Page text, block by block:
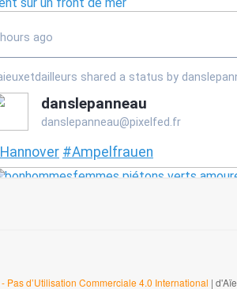
Pas d’Utilisation Commerciale 4.0 International |